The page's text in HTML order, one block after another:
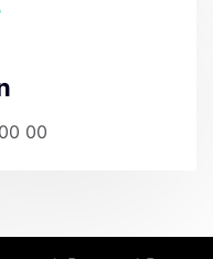
00